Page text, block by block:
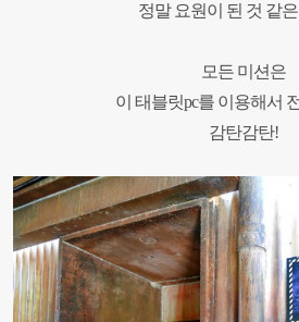
정말 요원이 된 것 같
모든 미션은
이 태블릿pc를 이용해서
감탄감탄!